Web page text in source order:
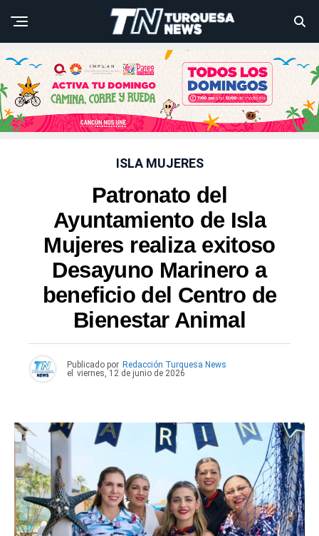
ISLA MUJERES
Patronato del
Ayuntamiento de Isla
Mujeres realiza exitoso
Desayuno Marinero a
beneficio del Centro de
Bienestar Animal
Publicado por Redacción Turquesa News
el viernes, 12 de junio de 2026